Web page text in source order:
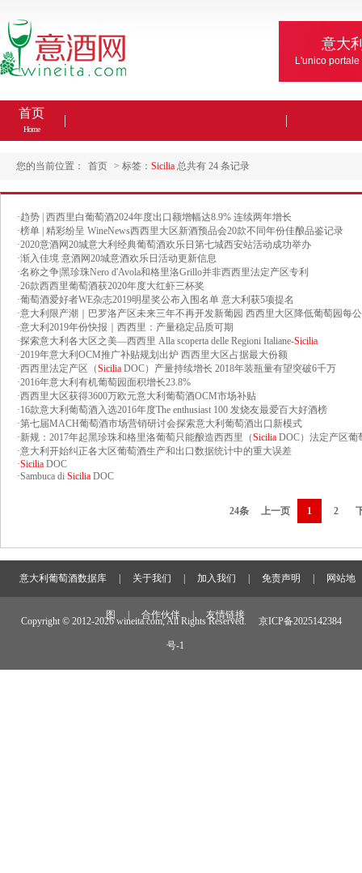
意大
L'unico
首页
Home
您的当前位置： 首页 > 标签： Sicilia 总共有 24 条记录
·趋势 | 西西里白葡萄酒2024年度出口额增幅达8.9% 连续两年增长
·榜单 | 精彩纷呈 WineNews西西里大区新酒预品会20款不同年份佳酿品鉴记录
·2020意酒网20城意大利经典葡萄酒欢乐日第七城西安站活动成功举办
·渐入佳境 意酒网20城意酒欢乐日活动更新信息
·名称之争|黑珍珠Nero d'Avola和格里洛Grillo并非西西里法定产区专利
·26款西西里葡萄酒获2020年度大红虾三杯奖
·葡萄酒爱好者WE杂志2019明星奖公布入围名单 意大利获5项提名
·意大利限产潮｜巴罗洛产区未来三年不再开发新葡园 西西里大区降低葡萄园每
·意大利2019年份快报｜西西里：产量稳定品质可期
·探索意大利各大区之美—西西里 Alla scoperta delle Regioni Italiane-Sicilia
·2019年意大利OCM推广补贴规划出炉 西西里大区占据最大份额
·西西里法定产区（Sicilia DOC）产量持续增长 2018年装瓶量有望突破6千万
·2016年意大利有机葡萄园面积增长23.8%
·西西里大区获得3600万欧元意大利葡萄酒OCM市场补贴
·16款意大利葡萄酒入选2016年度The enthusiast 100 发烧友最爱百大好酒榜
·第七届MACH葡萄酒市场营销研讨会探索意大利葡萄酒出口新模式
·新规：2017年起黑珍珠和格里洛葡萄只能酿造西西里（Sicilia DOC）法定产区葡
·意大利开始纠正各大区葡萄酒生产和出口数据统计中的重大误差
·Sicilia DOC
·Sambuca di Sicilia DOC
24条 上一页 1 2
意大利葡萄酒数据库 关于我们 加入我们 免责声明 网站地
图 合作伙伴 友情链接
Copyright © 2012-2026 wineita.com, All Rights Reserved. 京ICP备2025142384
号-1